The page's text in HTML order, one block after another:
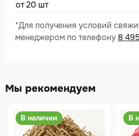
от 20 шт
*Для получения условий
менеджером по телефону 8
Мы рекомендуем
В наличии В